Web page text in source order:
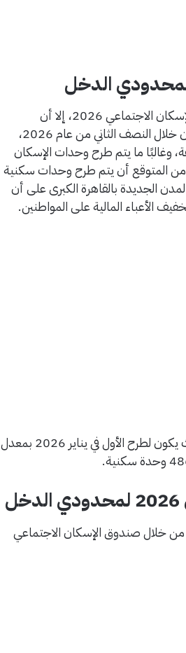
حتى الآن، لم تعلن وزارة الإسكان رسميًا عن موعد محدد لطرح شقق الإسكان الاجتماعي 2026، إلا أن
المؤشرات المستندة إلى الطروحات السابقة تشير إلى أن الإعلان قد يكون خلال النصف الثاني من عام 2026،
وغالبًا ما يتم طرح وحدات الإسكان
من المتوقع أن يتم طرح وحدات سكنية
الجديدة بالقاهرة الكبرى على أن
وقد أكدت وزارة الإسكان أن هذا الطرح سوف يتم على مرحلتين، بحيث يكون لطرح الأول في يناير 2026 بمعدل
خلال صندوق الإسكان الاجتماعي